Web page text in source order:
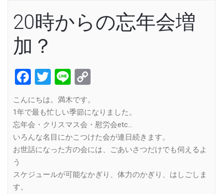
20時からの忘年会増
加？
Facebook
Twitter
Line
こんにちは。満木です。
1年で最も忙しい季節になりました。
忘年会・クリスマス会・慰労会etc…
いろんな名目にかこつけた会が連日続きます。
お世話になった方の会には、ごあいさつだけでも伺えるよ
う
スケジュールが可能なかぎり、体力のかぎり、はしごしま
す。